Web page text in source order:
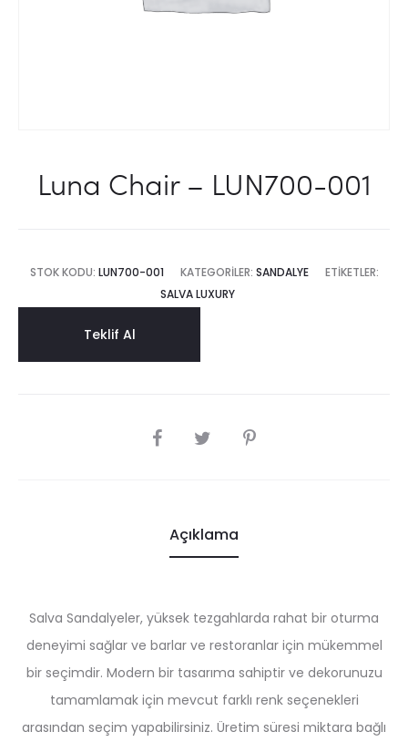
Luna Chair – LUN700-001
STOK KODU: LUN700-001 KATEGORILER: SANDALYE
ETIKETLER:
SALVA LUXURY
Teklif Al
SHARE
Açıklama
Salva Sandalyeler, yüksek tezgahlarda rahat bir oturma
deneyimi sağlar ve barlar ve restoranlar için mükemmel
bir seçimdir. Modern bir tasarıma sahiptir ve dekorunuzu
tamamlamak için mevcut farklı renk seçenekleri
arasından seçim yapabilirsiniz. Üretim süresi miktara bağlı